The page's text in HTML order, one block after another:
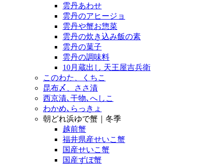
雲丹あわせ
雲丹のアヒージョ
雲丹や蟹お惣菜
雲丹の炊き込み飯の素
雲丹の菓子
雲丹の調味料
10月蔵出し 天王屋吉兵衛
このわた、くちこ
昆布〆、ささ漬
西京漬､干物､へしこ
わかめ､らっきょ
朝どれ浜ゆで蟹｜冬季
越前蟹
福井県産せいこ蟹
国産せいこ蟹
国産ずぼ蟹